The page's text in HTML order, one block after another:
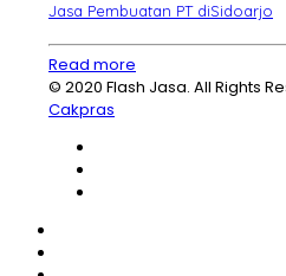
Jasa Pembuatan PT diSidoarjo
Read more
© 2020 Flash Jasa. All Rights
Cakpras